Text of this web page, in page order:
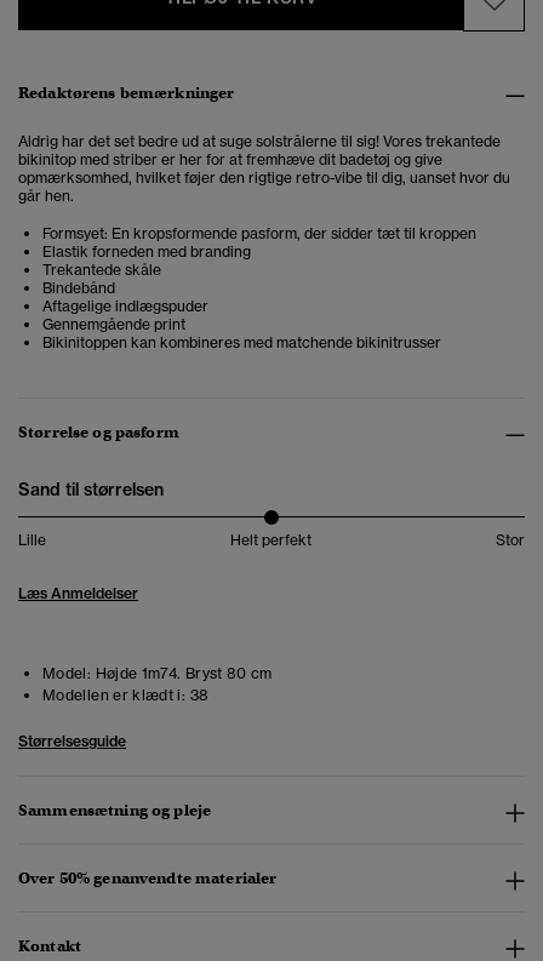
Redaktørens bemærkninger
Aldrig har det set bedre ud at suge solstrålerne til sig! Vores trekantede
bikinitop med striber er her for at fremhæve dit badetøj og give
opmærksomhed, hvilket føjer den rigtige retro-vibe til dig, uanset hvor du
går hen.
Formsyet: En kropsformende pasform, der sidder tæt til kroppen
Elastik forneden med branding
Trekantede skåle
Bindebånd
Aftagelige indlægspuder
Gennemgående print
Bikinitoppen kan kombineres med matchende bikinitrusser
Størrelse og pasform
Sand til størrelsen
Lille Helt perfekt Stor
Læs Anmeldelser
Model: Højde 1m74. Bryst 80 cm
Modellen er klædt i: 38
Størrelsesguide
Sammensætning og pleje
Over 50% genanvendte materialer
Kontakt